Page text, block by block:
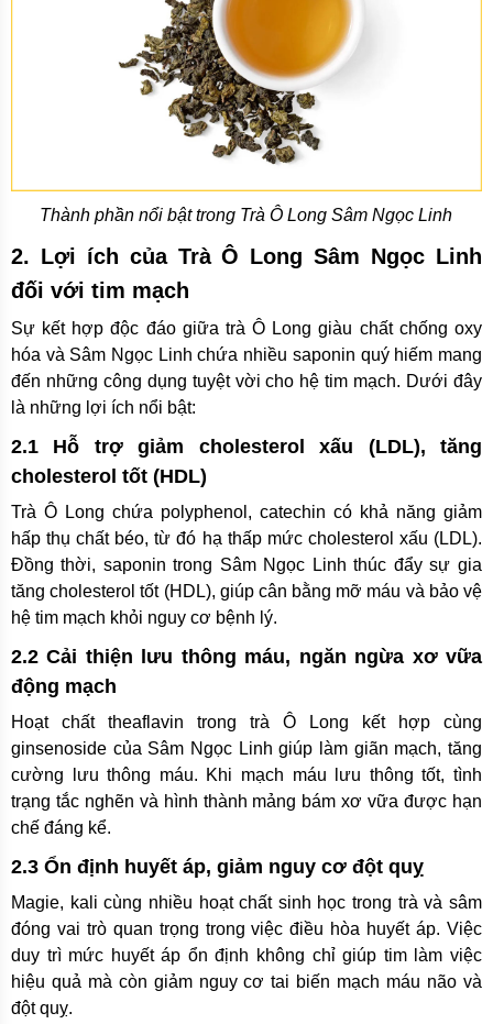
Thành phần nổi bật trong Trà Ô Long Sâm Ngọc Linh
2. Lợi ích của Trà Ô Long Sâm Ngọc Linh
đối với tim mạch
Sự kết hợp độc đáo giữa trà Ô Long giàu chất chống oxy
hóa và Sâm Ngọc Linh chứa nhiều saponin quý hiếm mang
đến những công dụng tuyệt vời cho hệ tim mạch. Dưới đây
là những lợi ích nổi bật:
2.1 Hỗ trợ giảm cholesterol xấu (LDL), tăng
cholesterol tốt (HDL)
Trà Ô Long chứa polyphenol, catechin có khả năng giảm
hấp thụ chất béo, từ đó hạ thấp mức cholesterol xấu (LDL).
Đồng thời, saponin trong Sâm Ngọc Linh thúc đẩy sự gia
tăng cholesterol tốt (HDL), giúp cân bằng mỡ máu và bảo vệ
hệ tim mạch khỏi nguy cơ bệnh lý.
2.2 Cải thiện lưu thông máu, ngăn ngừa xơ vữa
động mạch
Hoạt chất theaflavin trong trà Ô Long kết hợp cùng
ginsenoside của Sâm Ngọc Linh giúp làm giãn mạch, tăng
cường lưu thông máu. Khi mạch máu lưu thông tốt, tình
trạng tắc nghẽn và hình thành mảng bám xơ vữa được hạn
chế đáng kể.
2.3 Ổn định huyết áp, giảm nguy cơ đột quỵ
Magie, kali cùng nhiều hoạt chất sinh học trong trà và sâm
đóng vai trò quan trọng trong việc điều hòa huyết áp. Việc
duy trì mức huyết áp ổn định không chỉ giúp tim làm việc
hiệu quả mà còn giảm nguy cơ tai biến mạch máu não và
đột quỵ.